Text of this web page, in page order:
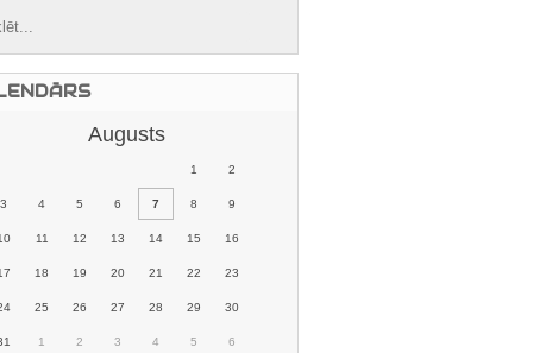
Augusts
1 2
3 4 5 6 7 8 9
11 12 13 14 15 16
18 19 20 21 22 23
25 26 27 28 29 30
1 2 3 4 5 6